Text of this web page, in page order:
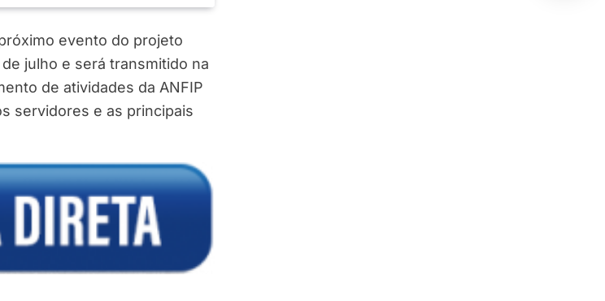
evento do projeto
julho e será transmitido na
de atividades da ANFIP
servidores e as principais